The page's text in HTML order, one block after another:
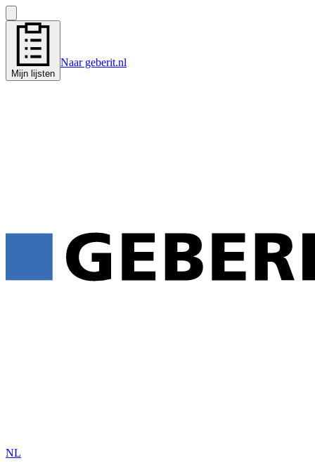
Mijn lijsten
Naar geberit.nl
NL